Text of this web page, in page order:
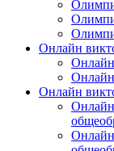
Онлайн
Онлайн
Онлайн